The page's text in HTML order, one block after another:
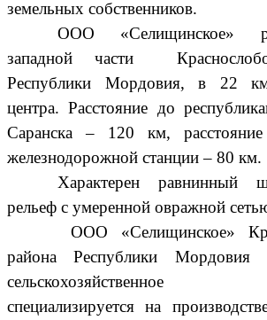
земельных собственников.
ООО «Селищинское»
западной части
Республики Мордовия, в 22
центра. Расстояние до
Саранска – 120 км,
железнодорожной станции – 80 км.
Характерен равнинный
рельеф с умеренной овражной
ООО «Селищинское»
района Республики Мордовия
сельскохозяйственное
специализируется на